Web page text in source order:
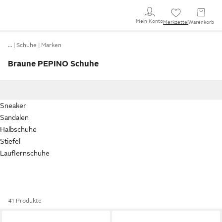
Mein KontoMerkzettel Warenkorb
… Schuhe Marken
Braune PEPINO Schuhe
Sneaker
Sandalen
Halbschuhe
Stiefel
Lauflernschuhe
41 Produkte